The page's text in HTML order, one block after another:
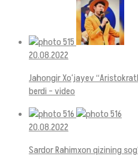
20.08.2022
Jahongir Xo‘jayev
berdi – video
20.08.2022
Sardor Rahimxon qizining